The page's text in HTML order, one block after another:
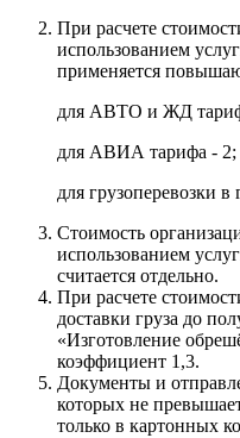
При расчете
использованием
применяется
для АВТО и ЖД
для АВИА тарифа - 2;
для грузоперевозки
Стоимость
использованием
считается отдельно.
При расчете
доставки груза до
«Изготовление
коэффициент 1,3.
Документы и
которых не
только в картонных